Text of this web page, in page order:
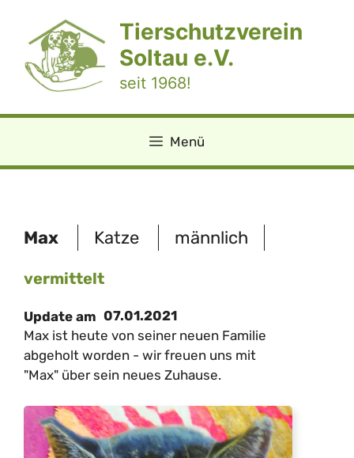
springen
Tierschutzverein
Soltau e.V.
seit 1968!
Menü
Max Katze männlich
vermittelt
Update am 07.01.2021
Max ist heute von seiner neuen Familie
abgeholt worden - wir freuen uns mit
"Max" über sein neues Zuhause.